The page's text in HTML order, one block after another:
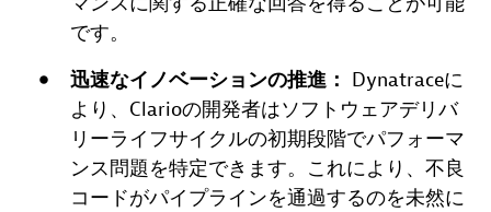
です。
迅速なイノベーションの推進： Dynatraceに
より、Clarioの開発者はソフトウェアデリバ
リーライフサイクルの初期段階でパフォーマ
ンス問題を特定できます。これにより、不良
コードがパイプラインを通過するのを未然に